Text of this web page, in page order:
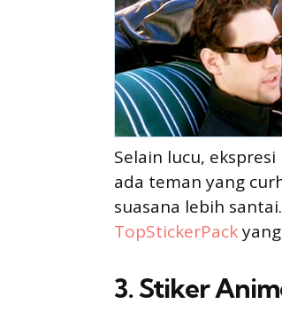
Selain lucu,
ada teman yang
suasana lebih
TopStickerPack
3. Stiker